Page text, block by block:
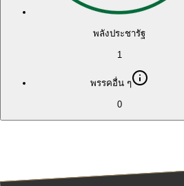
พลังประชารัฐ
1
พรรคอื่น ๆ
0